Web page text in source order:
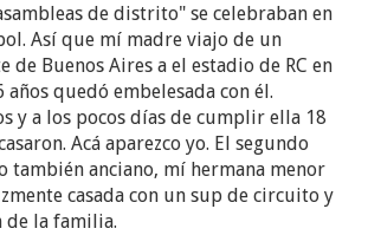
de distrito" se celebraban en
Así que mí madre viajo de un
de Buenos Aires a el estadio de RC en
años quedó embelesada con él.
y a los pocos días de cumplir ella 18
Acá aparezco yo. El segundo
también anciano, mí hermana menor
casada con un sup de circuito y
de la familia.